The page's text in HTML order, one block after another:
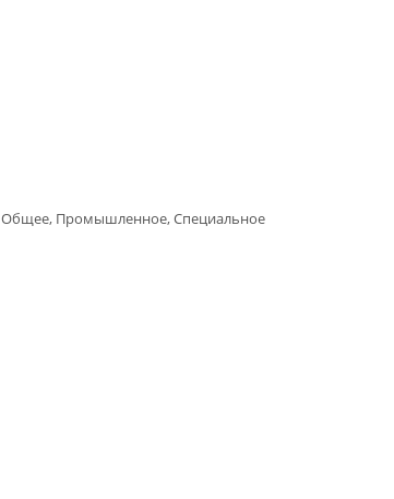
Общее, Промышленное, Специальное